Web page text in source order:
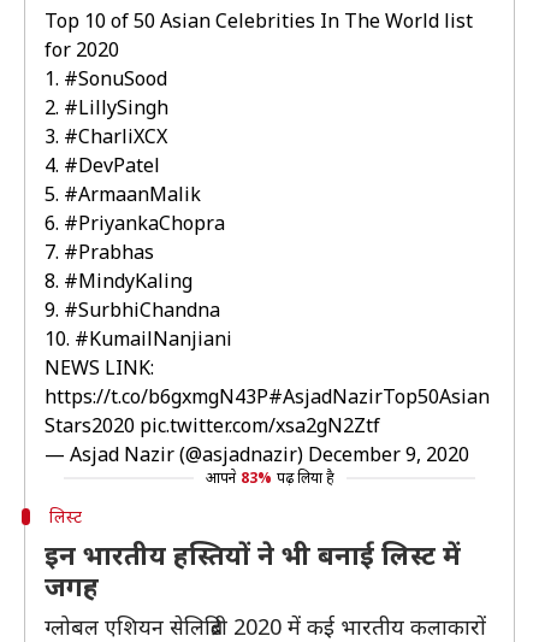
Top 10 of 50 Asian Celebrities In The World list
for 2020
1. #SonuSood
2. #LillySingh
3. #CharliXCX
4. #DevPatel
5. #ArmaanMalik
6. #PriyankaChopra
7. #Prabhas
8. #MindyKaling
9. #SurbhiChandna
10. #KumailNanjiani
NEWS LINK:
https://t.co/b6gxmgN43P#AsjadNazirTop50Asian
Stars2020 pic.twitter.com/xsa2gN2Ztf
— Asjad Nazir (@asjadnazir) December 9, 2020
आपने 83% पढ़ लिया है
लिस्ट
इन भारतीय हस्तियों ने भी बनाई लिस्ट में
जगह
ग्लोबल एशियन सेलिब्रिटी 2020 में कई भारतीय कलाकारों